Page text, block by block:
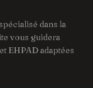
dans la
vous guidera
EHPAD adaptées